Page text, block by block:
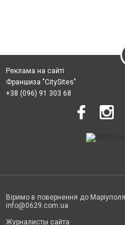
Реклама на сайті
Франшиза "CitySites"
+38 (096) 91 303 68
Віримо в повернення до Маріуполя
info@0629.com.ua
Журналисты сайта